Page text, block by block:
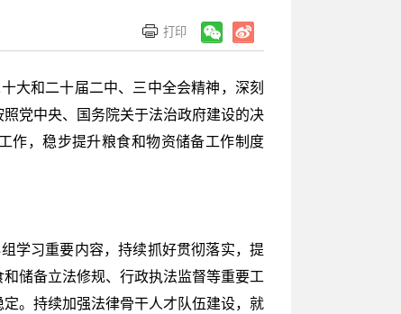
大和二十届二中、三中全会精神，深刻
党中央、国务院关于法治政府建设的决
作，稳步提升粮食和物资储备工作制度
学习重要内容，持续抓好贯彻落实，提
储备立法修规、行政执法监督等重要工
。持续加强法律骨干人才队伍建设，就